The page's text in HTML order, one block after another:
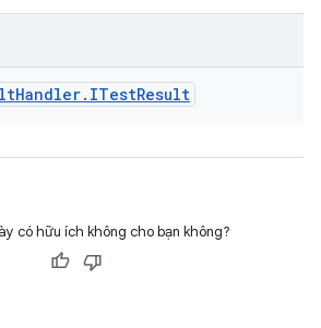
Handler. ITestResult
có hữu ích không cho bạn không?